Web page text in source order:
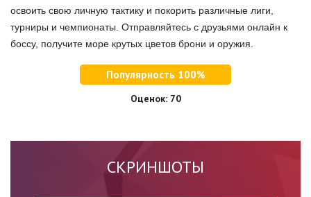
освоить свою личную тактику и покорить различные лиги,
турниры и чемпионаты. Отправляйтесь с друзьями онлайн к
боссу, получите море крутых цветов брони и оружия.
Популярность 100%
Оценок: 70
СКРИНШОТЫ